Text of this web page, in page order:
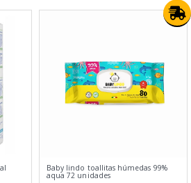
Baby lindo toallitas húmedas 99%
aqua 72 unidades